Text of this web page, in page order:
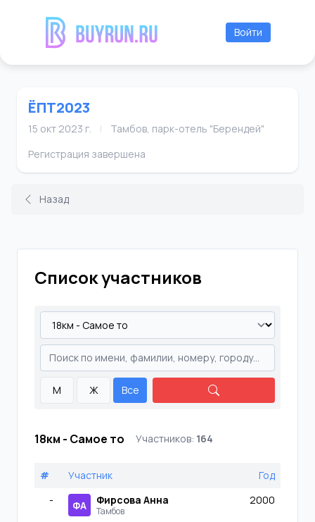
Войти
ЁПТ2023
15 окт 2023 г. |
Тамбов, парк-отель "Берендей"
Регистрация завершена
Назад
Список участников
М Ж Все
18км - Самое то Участников: 164
# Участник
Год
-
ФА Фирсова Анна
Тамбов
2000